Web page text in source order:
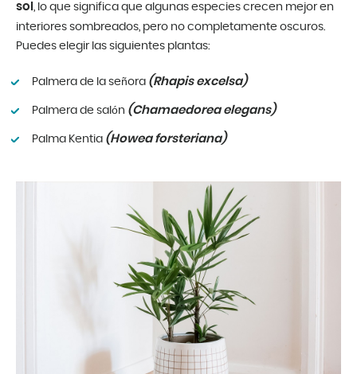
sol , lo que significa que algunas especies crecen mejor en
interiores sombreados, pero no completamente oscuros.
Puedes elegir las siguientes plantas:
Palmera de la señora (Rhapis excelsa)
Palmera de salón (Chamaedorea elegans)
Palma Kentia (Howea forsteriana)